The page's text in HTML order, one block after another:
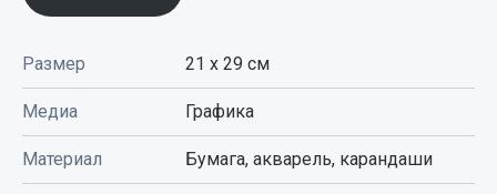
Размер 21 x 29 см
Медиа Графика
Материал Бумага, акварель, карандаши